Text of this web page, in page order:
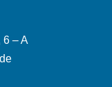
6 – A